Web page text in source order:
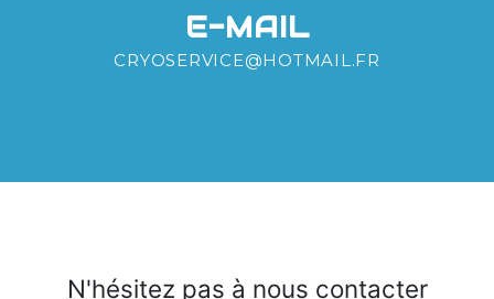
E-MAIL
CRYOSERVICE@HOTMAIL.FR
N'hésitez pas à nous contacter